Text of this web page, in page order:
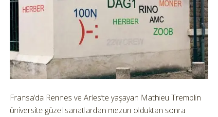
Fransa’da Rennes ve Arles’te yaşayan Mathieu Tremblin
üniversite güzel sanatlardan mezun olduktan sonra